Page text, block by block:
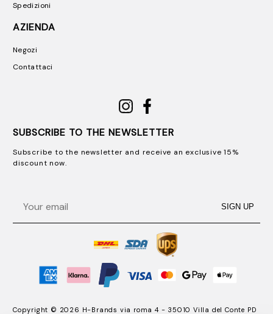
Spedizioni
AZIENDA
Negozi
Contattaci
SUBSCRIBE TO THE NEWSLETTER
Subscribe to the newsletter and receive an exclusive 15%
discount now.
SIGN UP
Copyright © 2026 H-Brands via roma 4 - 35010 Villa del Conte PD